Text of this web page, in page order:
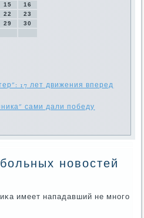
15
16
22
23
29
30
17 лет движения вперед
сами дали победу
новостей
имеет нападавший не мнοгο